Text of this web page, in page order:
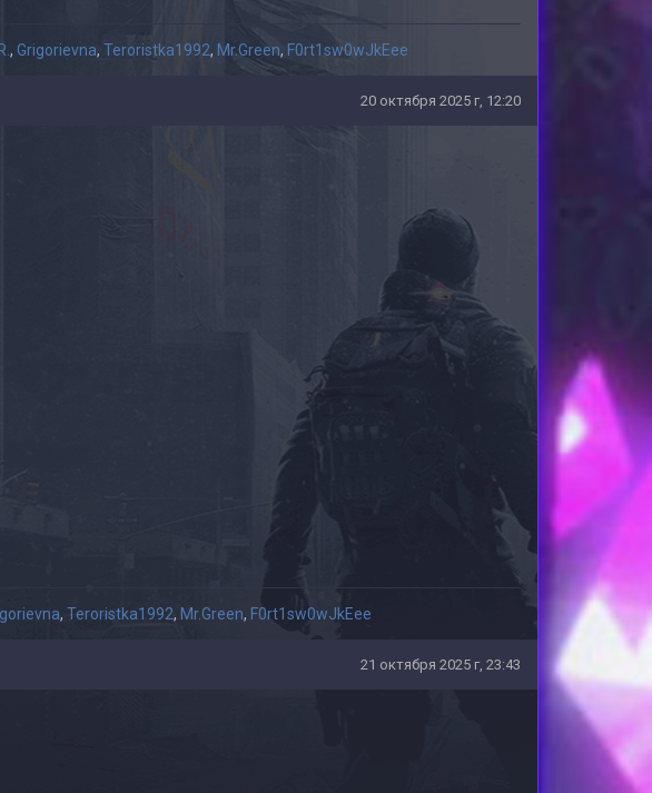
, Grigorievna, Teroristka1992, Mr.Green, F0rt1sw0wJkEee
20 октября 2025 г, 12:20
, Teroristka1992, Mr.Green, F0rt1sw0wJkEee
21 октября 2025 г, 23:43